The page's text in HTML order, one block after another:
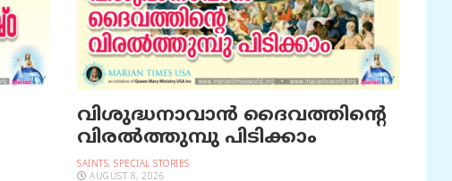
വിശുദ്ധനാവാന്‍ ദൈവത്തിന്റെ
വിരല്‍ത്തുമ്പു പിടിക്കാം
SAINTS, SPECIAL STORIES
AUGUST 8, 2026